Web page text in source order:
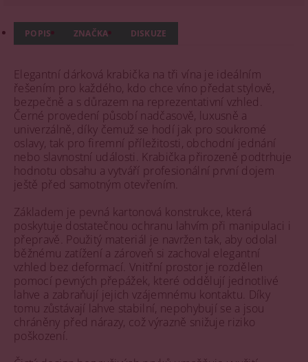
POPIS ZNAČKA DISKUZE
Elegantní dárková krabička na tři vína je ideálním
řešením pro každého, kdo chce víno předat stylově,
bezpečně a s důrazem na reprezentativní vzhled.
Černé provedení působí nadčasově, luxusně a
univerzálně, díky čemuž se hodí jak pro soukromé
oslavy, tak pro firemní příležitosti, obchodní jednání
nebo slavnostní události. Krabička přirozeně podtrhuje
hodnotu obsahu a vytváří profesionální první dojem
ještě před samotným otevřením.
Základem je pevná kartonová konstrukce, která
poskytuje dostatečnou ochranu lahvím při manipulaci i
přepravě. Použitý materiál je navržen tak, aby odolal
běžnému zatížení a zároveň si zachoval elegantní
vzhled bez deformací. Vnitřní prostor je rozdělen
pomocí pevných přepážek, které oddělují jednotlivé
lahve a zabraňují jejich vzájemnému kontaktu. Díky
tomu zůstávají lahve stabilní, nepohybují se a jsou
chráněny před nárazy, což výrazně snižuje riziko
poškození.